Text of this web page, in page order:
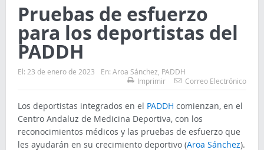
Pruebas de esfuerzo
para los deportistas del
PADDH
El: 23 de enero de 2023 En: Aroa Sánchez PADDH
Imprimir
Correo Electrónico
Los deportistas integrados en el PADDH comienzan, en el
Centro Andaluz de Medicina Deportiva, con los
reconocimientos médicos y las pruebas de esfuerzo que
les ayudarán en su crecimiento deportivo (Aroa Sánchez).